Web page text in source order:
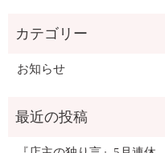
お知らせ